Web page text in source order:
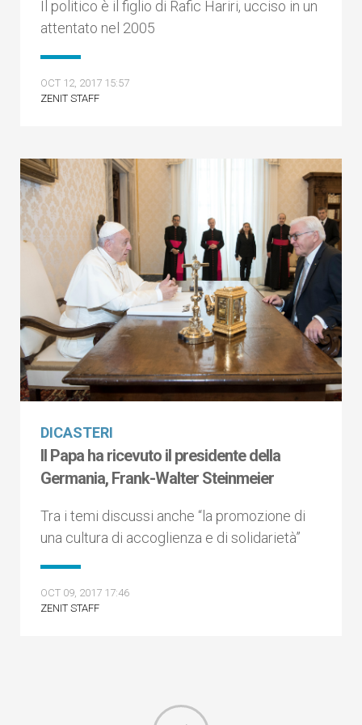
Il politico è il figlio di Rafic Hariri, ucciso in un
attentato nel 2005
OCT 12, 2017 15:57
ZENIT STAFF
DICASTERI
Il Papa ha ricevuto il presidente della
Germania, Frank-Walter Steinmeier
Tra i temi discussi anche “la promozione di
una cultura di accoglienza e di solidarietà”
OCT 09, 2017 17:46
ZENIT STAFF